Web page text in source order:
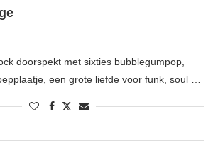
doorspekt met sixties bubblegumpop,
een grote liefde voor funk, soul …